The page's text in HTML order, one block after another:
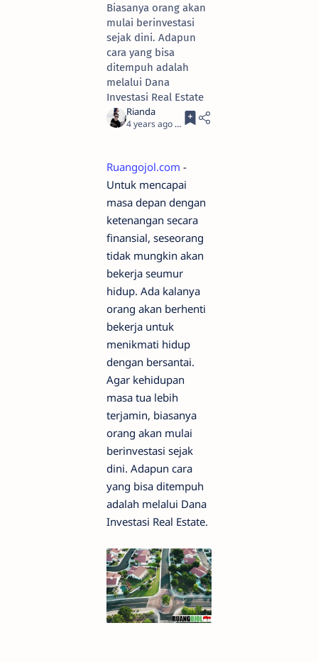
Biasanya orang akan
mulai berinvestasi
sejak dini. Adapun
cara yang bisa
ditempuh adalah
melalui Dana
Investasi Real Estate
4 years ago 3
Ruangojol.com -
Untuk mencapai
masa depan dengan
ketenangan secara
finansial, seseorang
tidak mungkin akan
bekerja seumur
hidup. Ada kalanya
orang akan berhenti
bekerja untuk
menikmati hidup
dengan bersantai.
Agar kehidupan
masa tua lebih
terjamin, biasanya
orang akan mulai
berinvestasi sejak
dini. Adapun cara
yang bisa ditempuh
adalah melalui Dana
Investasi Real Estate.